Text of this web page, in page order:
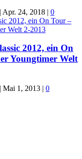
| Apr. 24, 2018 | 0
2012, ein On
Youngtimer Welt
| Mai 1, 2013 | 0